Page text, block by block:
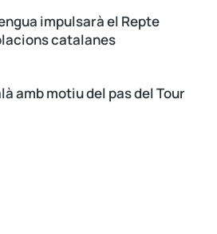
impulsarà el Repte
catalanes
amb motiu del pas del Tour